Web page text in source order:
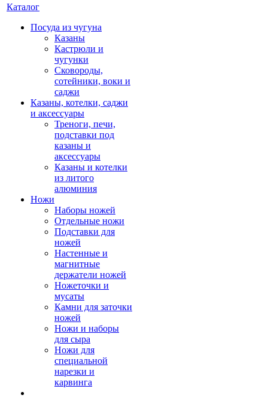
Каталог
Посуда из чугуна
Казаны
Кастрюли и
чугунки
Сковороды,
сотейники, воки и
саджи
Казаны, котелки, саджи
и аксессуары
Треноги, печи,
подставки под
казаны и
аксессуары
Казаны и котелки
из литого
алюминия
Ножи
Наборы ножей
Отдельные ножи
Подставки для
ножей
Настенные и
магнитные
держатели ножей
Ножеточки и
мусаты
Камни для заточки
ножей
Ножи и наборы
для сыра
Ножи для
специальной
нарезки и
карвинга